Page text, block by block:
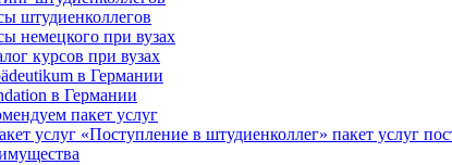
штудиенколлегов
немецкого при вузах
курсов при вузах
в Германии
в Германии
пакет услуг